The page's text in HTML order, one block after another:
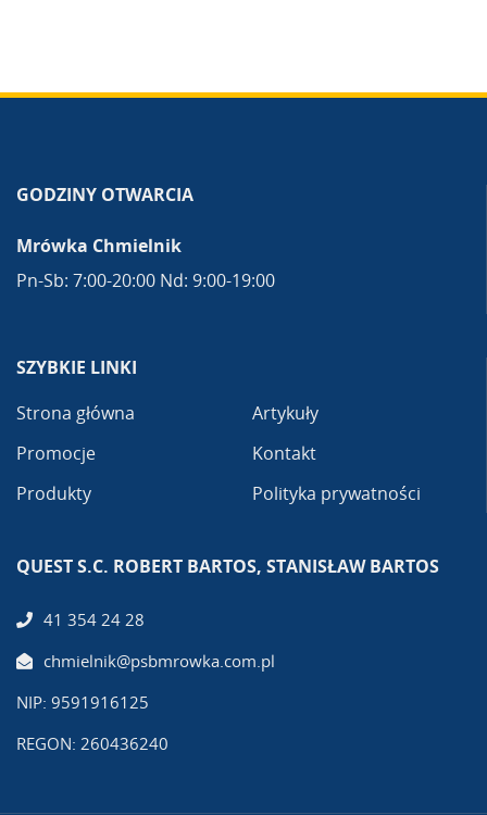
GODZINY OTWARCIA
Mrówka Chmielnik
Pn-Sb: 7:00-20:00 Nd: 9:00-19:00
SZYBKIE LINKI
Strona główna
Promocje
Produkty
Artykuły
Kontakt
Polityka prywatności
QUEST S.C. ROBERT BARTOS, STANISŁAW BARTOS
41 354 24 28
chmielnik@psbmrowka.com.pl
NIP: 9591916125
REGON: 260436240